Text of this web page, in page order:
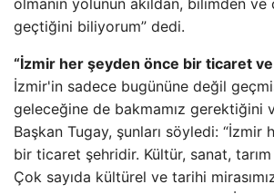
olmanın yolunun akıldan, bilimden ve
geçtiğini biliyorum” dedi.
“İzmir her şeyden önce bir ticaret
İzmir'in sadece bugününe değil
geleceğine de bakmamız gerektiğini
Başkan Tugay, şunları söyledi: “İzmir
bir ticaret şehridir. Kültür, sanat,
Çok sayıda kültürel ve tarihi